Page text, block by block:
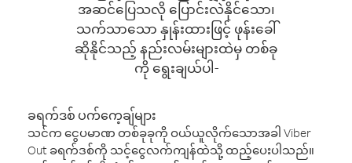
အဆင်ပြေသလို ပြောင်းလဲနိုင်သော၊
သက်သာသော နှုန်းထားဖြင့် ဖုန်းခေါ်
ဆိုနိုင်သည့် နည်းလမ်းများထဲမှ တစ်ခု
ကို ရွေးချယ်ပါ-
ခရက်ဒစ် ပက်ကေ့ချ်များ
သင်က ငွေပမာဏ တစ်ခုခုကို ဝယ်ယူလိုက်သောအခါ Viber
Out ခရက်ဒစ်ကို သင့်ငွေလက်ကျန်ထဲသို့ ထည့်ပေးပါသည်။